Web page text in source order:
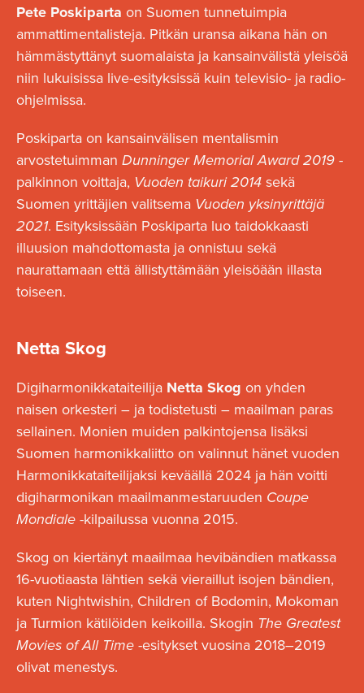
Pete Poskiparta on Suomen tunnetuimpia
ammattimentalisteja. Pitkän uransa aikana hän on
hämmästyttänyt suomalaista ja kansainvälistä yleisöä
niin lukuisissa live-esityksissä kuin televisio- ja radio-
ohjelmissa.
Poskiparta on kansainvälisen mentalismin
arvostetuimman Dunninger Memorial Award2019-
palkinnon voittaja, Vuoden taikuri 2014sekä
Suomen yrittäjien valitsema Vuoden yksinyrittäjä
2021. Esityksissään Poskiparta luo taidokkaasti
illuusion mahdottomasta ja onnistuu sekä
naurattamaan että ällistyttämään yleisöään illasta
toiseen.
Netta Skog
Digiharmonikkataiteilija Netta Skog on yhden
naisen orkesteri – ja todistetusti – maailman paras
sellainen. Monien muiden palkintojensa lisäksi
Suomen harmonikkaliitto on valinnut hänet vuoden
Harmonikkataiteilijaksi keväällä 2024 ja hän voitti
digiharmonikan maailmanmestaruuden Coupe
Mondiale-kilpailussa vuonna 2015.
Skog on kiertänyt maailmaa hevibändien matkassa
16-vuotiaasta lähtien sekä vieraillut isojen bändien,
kuten Nightwishin, Children of Bodomin, Mokoman
ja Turmion kätilöiden keikoilla. Skogin The Greatest
Movies of All Time-esitykset vuosina 2018–2019
olivat menestys.